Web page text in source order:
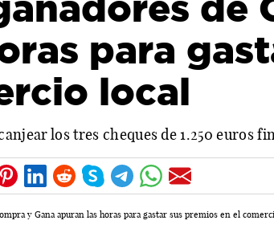
para
local
los tres cheques de 1.250 euros